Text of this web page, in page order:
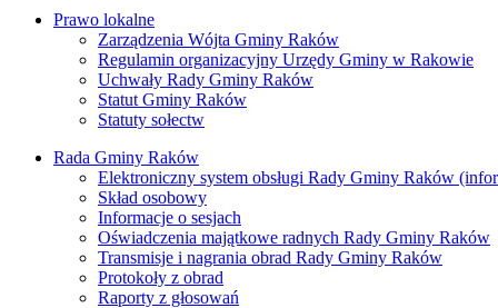
Prawo lokalne
Zarządzenia Wójta Gminy Raków
Regulamin organizacyjny Urzędy Gminy w Rakowie
Uchwały Rady Gminy Raków
Statut Gminy Raków
Statuty sołectw
Rada Gminy Raków
Elektroniczny system obsługi Rady Gminy Raków
Skład osobowy
Informacje o sesjach
Oświadczenia majątkowe radnych Rady Gminy Raków
Transmisje i nagrania obrad Rady Gminy Raków
Protokoły z obrad
Raporty z głosowań